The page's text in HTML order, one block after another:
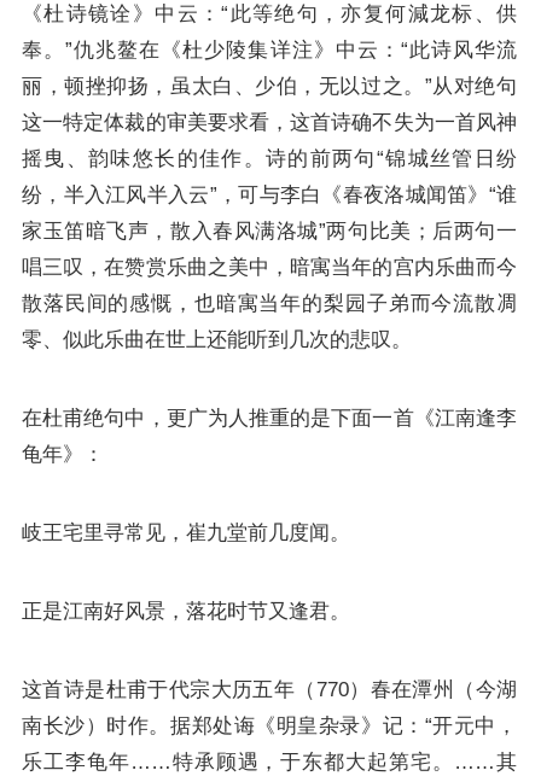
《杜诗镜诠》中云：“此等绝句，亦复何減龙标、供
奉。”仇兆鳌在《杜少陵集详注》中云：“此诗风华流
丽，顿挫抑扬，虽太白、少伯，无以过之。”从对绝句
这一特定体裁的审美要求看，这首诗确不失为一首风神
摇曳、韵味悠长的佳作。诗的前两句“锦城丝管日纷
纷，半入江风半入云”，可与李白 《春夜洛城闻笛》“谁
家玉笛暗飞声，散入春风满洛城”两句比美；后两句一
唱三叹，在赞赏乐曲之美中，暗寓当年的宫内乐曲而今
散落民间的感慨，也暗寓当年的梨园子弟而今流散凋
零、似此乐曲在世上还能听到几次的悲叹。
在杜甫绝句中，更广为人推重的是下面一首《江南逢李
龟年》：
岐王宅里寻常见，崔九堂前几度闻。
正是江南好风景，落花时节又逢君。
这首诗是杜甫于代宗大历五年（770）春在潭州（今湖
南长沙）时作。据郑处诲《明皇杂录》记：“开元中，
乐工李龟年……特承顾遇，于东都大起第宅。……其